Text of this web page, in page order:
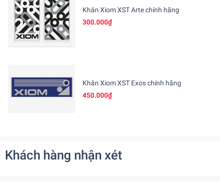
Khăn Xiom XST Arte chính hãng
300.000₫
Khăn Xiom XST Exos chính hãng
450.000₫
Khách hàng nhận xét